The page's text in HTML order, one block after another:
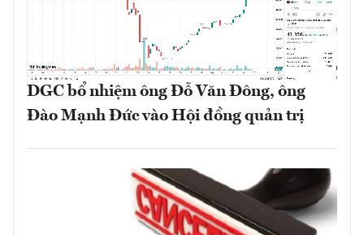
DGC bổ nhiệm ông Đỗ Văn Đông, ông
Đào Mạnh Đức vào Hội đồng quản trị